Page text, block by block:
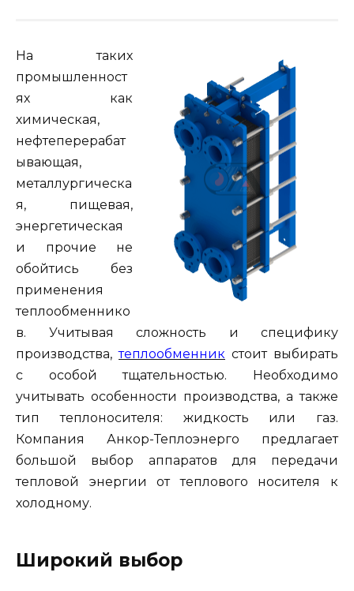
На таких
промышленност
ях как
химическая,
нефтеперерабат
ывающая,
металлургическа
я, пищевая,
энергетическая
и прочие не
обойтись без
применения
теплообменнико
в. Учитывая сложность и специфику
производства,теплообменник стоит выбирать
с особой тщательностью. Необходимо
учитывать особенности производства, а также
тип теплоносителя: жидкость или газ.
Компания Анкор-Теплоэнерго предлагает
большой выбор аппаратов для передачи
тепловой энергии от теплового носителя к
холодному.
Широкий выбор